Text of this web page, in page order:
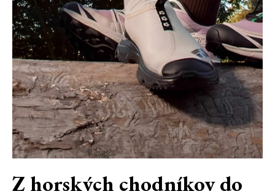
Z horských chodníkov do